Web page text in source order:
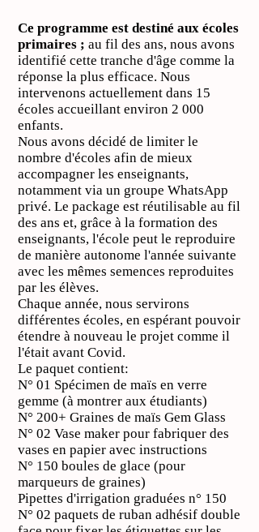
Ce programme est destiné aux écoles
primaires ; au fil des ans, nous avons
identifié cette tranche d'âge comme la
réponse la plus efficace. Nous
intervenons actuellement dans 15
écoles accueillant environ 2 000
enfants.
Nous avons décidé de limiter le
nombre d'écoles afin de mieux
accompagner les enseignants,
notamment via un groupe WhatsApp
privé. Le package est réutilisable au fil
des ans et, grâce à la formation des
enseignants, l'école peut le reproduire
de manière autonome l'année suivante
avec les mêmes semences reproduites
par les élèves.
Chaque année, nous servirons
différentes écoles, en espérant pouvoir
étendre à nouveau le projet comme il
l'était avant Covid.
Le paquet contient:
N° 01 Spécimen de maïs en verre
gemme (à montrer aux étudiants)
N° 200+ Graines de maïs Gem Glass
N° 02 Vase maker pour fabriquer des
vases en papier avec instructions
N° 150 boules de glace (pour
marqueurs de graines)
Pipettes d'irrigation graduées n° 150
N° 02 paquets de ruban adhésif double